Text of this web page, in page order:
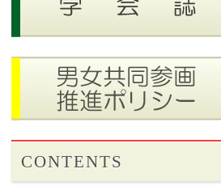
CONTENTS